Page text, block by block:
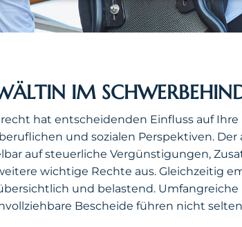
IM
hat entscheidenden Einfluss auf Ihre
und sozialen Perspektiven.
auf steuerliche Vergünstigungen,
wichtige Rechte aus. Gleichzeitig
und belastend.
Bescheide führen nicht